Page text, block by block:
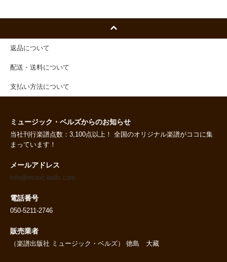
返品について
配送・送料について
支払い方法について
ミュージック・ベルズからのお知らせ
当社刊行楽譜点数：3,100点以上！ 全国のオリジナル楽譜がココに集
まっています！
メールアドレス
info@music-bells.com
電話番号
050-5211-2746
販売業者
（楽譜出版社 ミュージック・ベルズ） 徳島 大藏